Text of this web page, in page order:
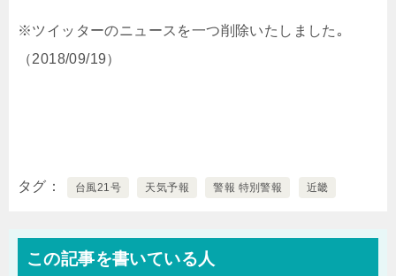
※ツイッターのニュースを一つ削除いたしました｡
（2018/09/19）
タグ 台風21号 天気予報 警報 特別警報 近畿
この記事を書いている人